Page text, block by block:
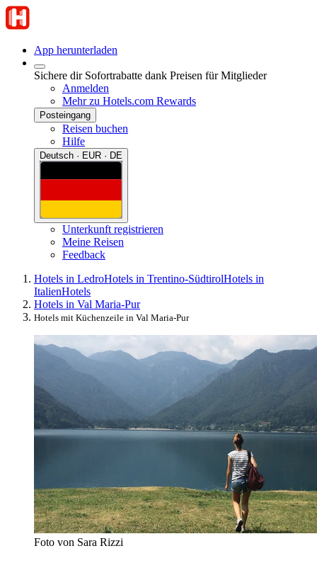
App herunterladen
Sichere dir Sofortrabatte dank Preisen für Mitglieder
Anmelden
Mehr zu Hotels.com Rewards
Posteingang
Reisen buchen
Hilfe
Deutsch · EUR · DE
Unterkunft registrieren
Meine Reisen
Feedback
Hotels in LedroHotels in Trentino-SüdtirolHotels in
ItalienHotels
Hotels in Val Maria-Pur
Hotels mit Küchenzeile in Val Maria-Pur
Foto von Sara Rizzi